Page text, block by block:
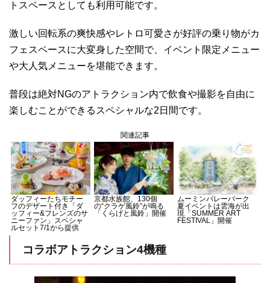
トスペースとしても利用可能です。
激しい回転系の爽快感やレトロ可愛さが好評の乗り物がカ
フェスペースに大変身した空間で、イベント限定メニュー
や大人気メニューを堪能できます。
普段は絶対NGのアトラクション内で飲食や撮影を自由に
楽しむことができるスペシャルな2日間です。
関連記事
ダッフィーたちモチー
フのデザート付き「ダ
ッフィー&フレンズのサ
ニーファン」スペシャ
ルセット7/1から提供
京都水族館、130個
の“クラゲ風鈴”が鳴る
「くらげと風鈴」開催
ムーミンバレーパーク
夏イベントは雲海が出
現「SUMMER ART
FESTIVAL」開催
コラボアトラクション4機種